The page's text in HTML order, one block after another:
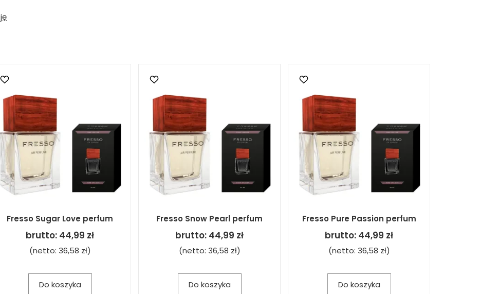
Fresso Sugar Love perfum
brutto: 44,99 zł
(netto: 36,58 zł)
Do koszyka
Fresso Snow Pearl perfum
brutto: 44,99 zł
(netto: 36,58 zł)
Do koszyka
Fresso Pure Passion perfum
brutto: 44,99 zł
(netto: 36,58 zł)
Do koszyka